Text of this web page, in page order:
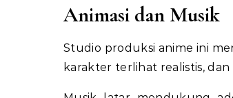
Animasi dan Musik
Studio produksi anime ini
karakter terlihat realistis,